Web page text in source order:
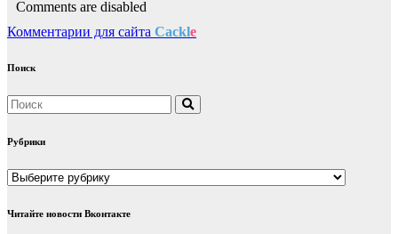
Comments are disabled
Комментарии для сайта Cackle
Поиск
Рубрики
Рубрики
Читайте новости Вконтакте